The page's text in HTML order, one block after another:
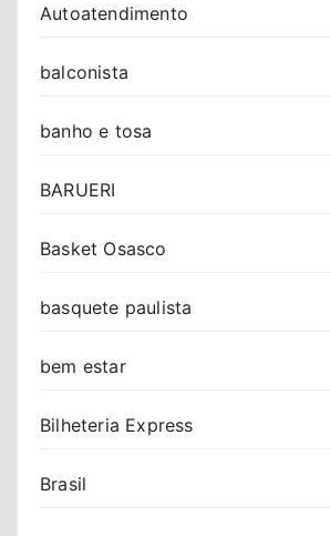
Autoatendimento
balconista
banho e tosa
BARUERI
Basket Osasco
basquete paulista
bem estar
Bilheteria Express
Brasil